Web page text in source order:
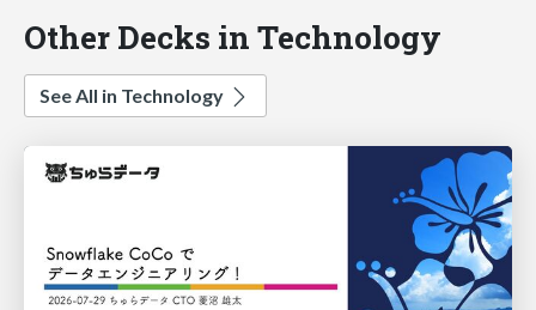
Other Decks in Technology
See All in Technology